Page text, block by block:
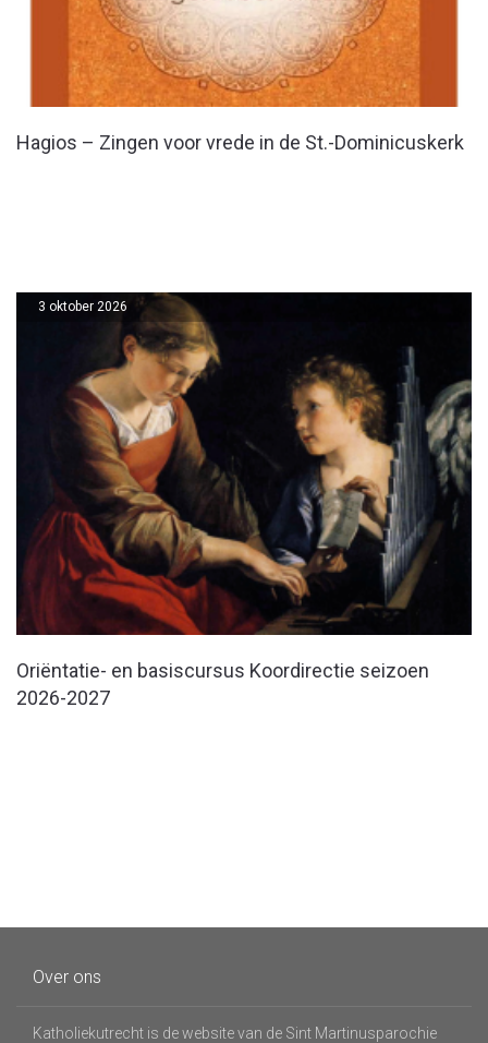
Hagios – Zingen voor vrede in de St.-Dominicuskerk
Oriëntatie- en basiscursus Koordirectie seizoen
2026-2027
3 oktober 2026
Over ons
Katholiekutrecht is de website van de Sint Martinusparochie